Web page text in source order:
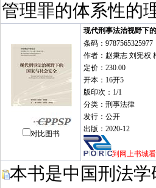
管理罪的体系性的
对比图书
现代刑事法治视野下
条码：9787565325977
作者：赵秉志 刘宪权
定价：230.00
开本：16开5
版印次：1/1
分类：刑事法律
发行：公开
出版：2020-12
到网上书城
本书是中国刑法